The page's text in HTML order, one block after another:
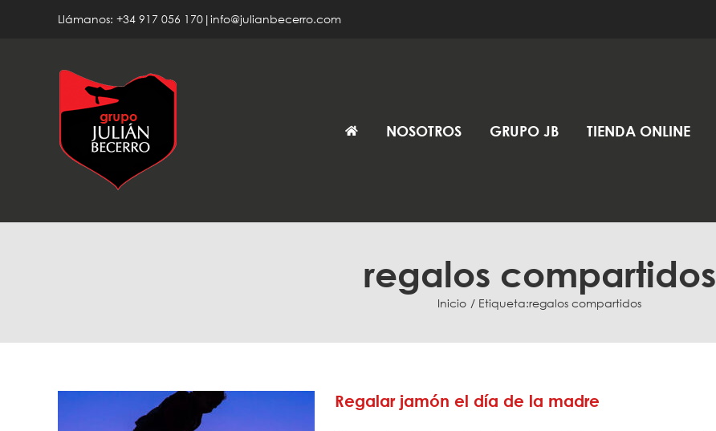
Llámanos: +34 917 056 170|info@julianbecerro.com
NOSOTROS GRUPO JB TIENDA ONLINE
regalos compartidos
Inicio Etiqueta:regalos compartidos
Regalar jamón el día de la madre